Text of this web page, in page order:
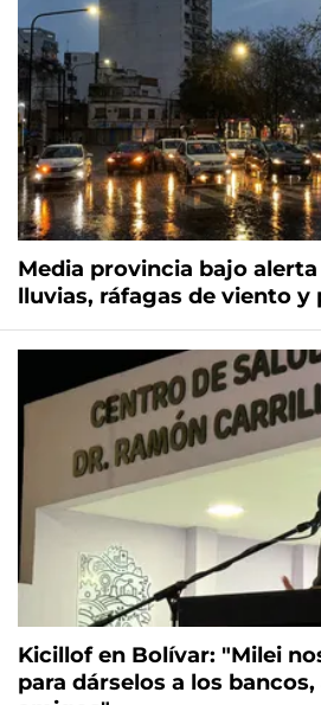
Media provincia bajo
lluvias, ráfagas de viento y
Kicillof en Bolívar: "Milei
para dárselos a los